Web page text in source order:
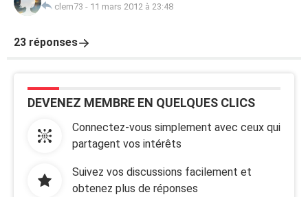
clem73 - 11 mars 2012 à 23:48
23 réponses
DEVENEZ MEMBRE EN QUELQUES CLICS
Connectez-vous simplement avec ceux qui
partagent vos intérêts
Suivez vos discussions facilement et
obtenez plus de réponses